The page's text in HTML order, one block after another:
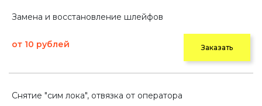
Замена и восстановление шлейфов
от 10 рублей Заказать
Снятие "сим лока", отвязка от оператора